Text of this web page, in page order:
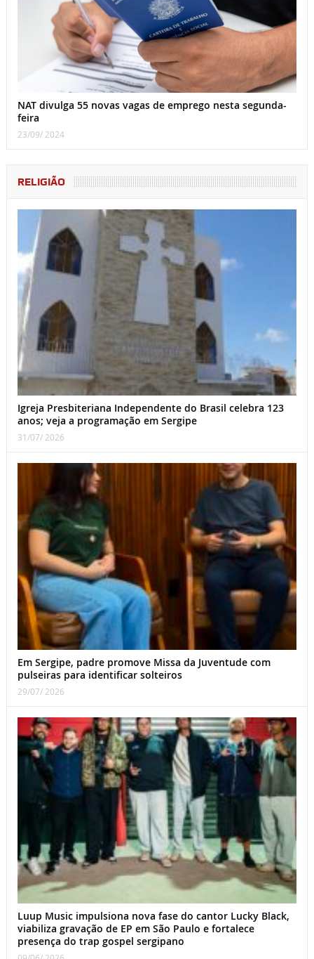
NAT divulga 55 novas vagas de emprego nesta segunda-
feira
23/09/ 2024
RELIGIÃO
Igreja Presbiteriana Independente do Brasil celebra 123
anos; veja a programação em Sergipe
31/07/ 2026
Em Sergipe, padre promove Missa da Juventude com
pulseiras para identificar solteiros
29/07/ 2026
Luup Music impulsiona nova fase do cantor Lucky Black,
viabiliza gravação de EP em São Paulo e fortalece
presença do trap gospel sergipano